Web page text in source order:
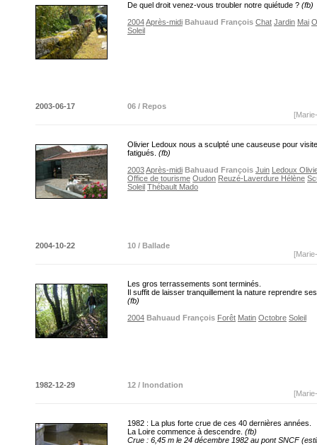
De quel droit venez-vous troubler notre quiétude ? (fb)
2004Après-midi Bahuaud François Chat Jardin Mai
Soleil
2003-06-17
06 / Repos
Olivier Ledoux nous a sculpté une causeuse pour
fatigués. (fb)
2003Après-midi Bahuaud François Juin Ledoux
Office de tourisme Oudon Reuzé-Laverdure Hélène
Soleil Thébault Mado
2004-10-22
10 / Ballade
Les gros terrassements sont terminés.
Il suffit de laisser tranquillement la nature reprendre
(fb)
2004 Bahuaud François Forêt Matin Octobre Soleil
1982-12-29
12 / Inondation
1982 : La plus forte crue de ces 40 dernières années.
La Loire commence à descendre. (fb)
Crue : 6,45 m le 24 décembre 1982 au pont SNCF